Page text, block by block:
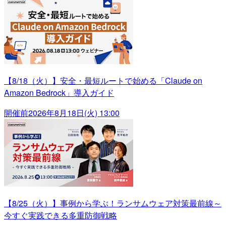
【8/18（火）】安全・最短ルートで始める「Claude on
Amazon Bedrock」導入ガイド
開催前2026年8月18日(火) 13:00
【8/25（火）】事例から学ぶ！ランサムウェア対策最前線～
今すぐ実践できる多重防御戦略